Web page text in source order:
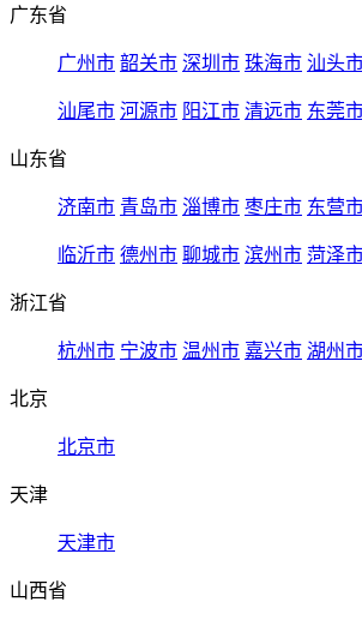
广东省
广州市 韶关市 深圳市 珠海市 汕头
汕尾市 河源市 阳江市 清远市 东莞
山东省
济南市 青岛市 淄博市 枣庄市 东营
临沂市 德州市 聊城市 滨州市 菏泽
浙江省
杭州市 宁波市 温州市 嘉兴市 湖州
北京
北京市
天津
天津市
山西省